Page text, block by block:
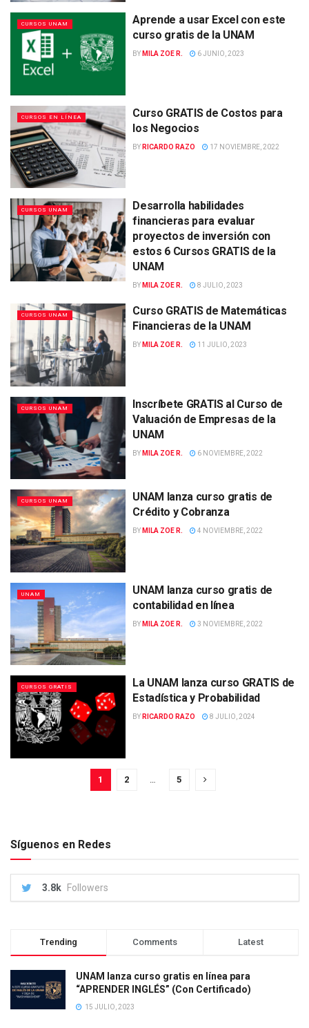
CURSOS UNAM
Aprende a usar Excel con este
curso gratis de la UNAM
BY MILA ZOE R. 6 JUNIO, 2023
CURSOS EN LÍNEA
Curso GRATIS de Costos para
los Negocios
BY RICARDO RAZO 17 NOVIEMBRE, 2022
CURSOS UNAM
Desarrolla habilidades
financieras para evaluar
proyectos de inversión con
estos 6 Cursos GRATIS de la
UNAM
BY MILA ZOE R. 8 JULIO, 2023
CURSOS UNAM
Curso GRATIS de Matemáticas
Financieras de la UNAM
BY MILA ZOE R. 11 JULIO, 2023
CURSOS UNAM
Inscríbete GRATIS al Curso de
Valuación de Empresas de la
UNAM
BY MILA ZOE R. 6 NOVIEMBRE, 2022
CURSOS UNAM
UNAM lanza curso gratis de
Crédito y Cobranza
BY MILA ZOE R. 4 NOVIEMBRE, 2022
UNAM
UNAM lanza curso gratis de
contabilidad en línea
BY MILA ZOE R. 3 NOVIEMBRE, 2022
CURSOS GRATIS
La UNAM lanza curso GRATIS de
Estadística y Probabilidad
BY RICARDO RAZO 8 JULIO, 2024
1 2 5
Síguenos en Redes
3.8k Followers
Trending Comments Latest
UNAM lanza curso gratis en línea para
“APRENDER INGLÉS” (Con Certificado)
15 JULIO, 2023